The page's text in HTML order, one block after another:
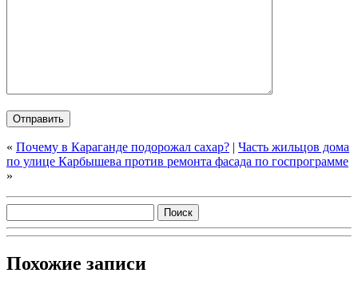
« Почему в Караганде подорожал сахар? | Часть жильцов дома
по улице Карбышева против ремонта фасада по госпрограмме
»
Похожие записи